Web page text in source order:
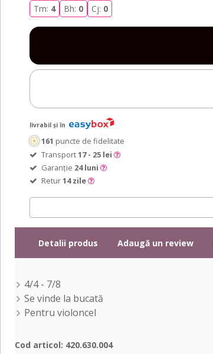
Tm: 4 Bh: 0 Cj: 0
livrabil și în
161 puncte de fidelitate
Transport17 - 25 lei
Garanție 24 luni
Retur14 zile
Detalii produs Adaugă un review
4/4 - 7/8
Se vinde la bucată
Pentru violoncel
Cod articol: 420.630.004